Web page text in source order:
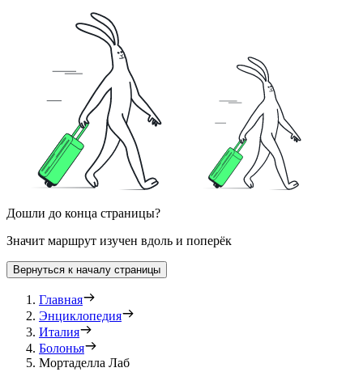
Дошли до конца страницы?
Значит маршрут изучен вдоль и поперёк
Вернуться к началу страницы
Главная
Энциклопедия
Италия
Болонья
Мортаделла Лаб